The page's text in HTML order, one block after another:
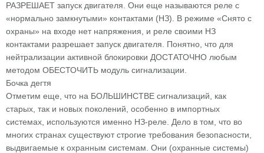
РАЗРЕШАЕТ запуск двигателя. Они еще называются реле с
«нормально замкнутыми» контактами (НЗ). В режиме «Снято с
охраны» на входе нет напряжения, и реле своими НЗ
контактами разрешает запуск двигателя. Понятно, что для
нейтрализации активной блокировки ДОСТАТОЧНО любым
методом ОБЕСТОЧИТЬ модуль сигнализации.
Бочка дегтя
Отметим еще, что на БОЛЬШИНСТВЕ сигнализаций, как
старых, так и новых поколений, особенно в импортных
системах, используются именно НЗ-реле. Дело в том, что во
многих странах существуют строгие требования безопасности,
выдвигаемые к охранным системам. Они (охранные системы)